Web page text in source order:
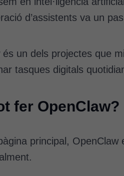
d’assistents va un
és un dels projectes que
tasques digitals
fer OpenClaw?
principal,